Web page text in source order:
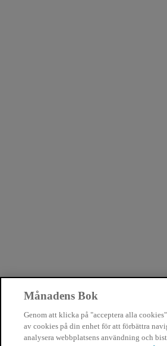
Månadens Bok
Genom att klicka på "acceptera alla
av cookies på din enhet för att förbättra
analysera webbplatsens användning och